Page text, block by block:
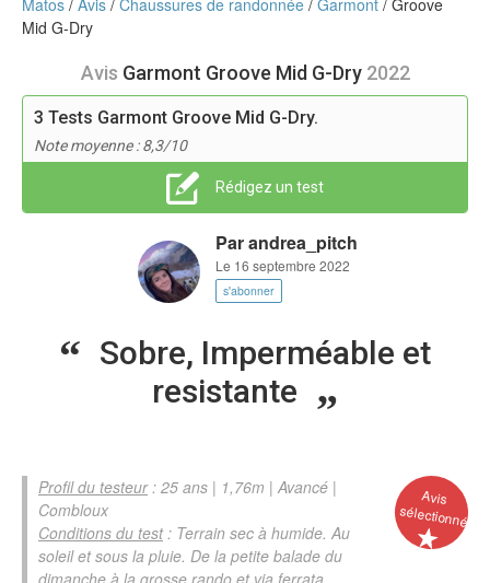
Matos Avis Chaussures de randonnée Garmont Groove
Mid G-Dry
Avis Garmont Groove Mid G-Dry 2022
3 Tests Garmont Groove Mid G-Dry.
Note moyenne : 8,3/10
Rédigez un test
Parandrea_pitch
Le 16 septembre 2022
s'abonner
Sobre, Imperméable et
resistante
Avis
sélectionné
Profil du testeur: 25 ans | 1,76m | Avancé |
Combloux
Conditions du test: Terrain sec à humide. Au
soleil et sous la pluie. De la petite balade du
dimanche à la grosse rando et via ferrata